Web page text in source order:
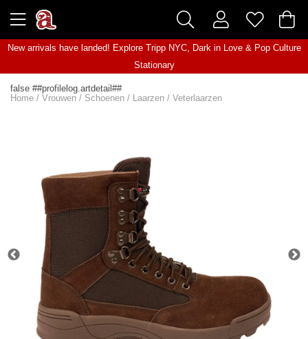
New arrivals have landed! Explore Tripp NYC, Dark in Love& Pop Culture
Stationary
false ##profilelog.artdetail##
Home / Vrouwen / Schoenen / Laarzen / Veterlaarzen